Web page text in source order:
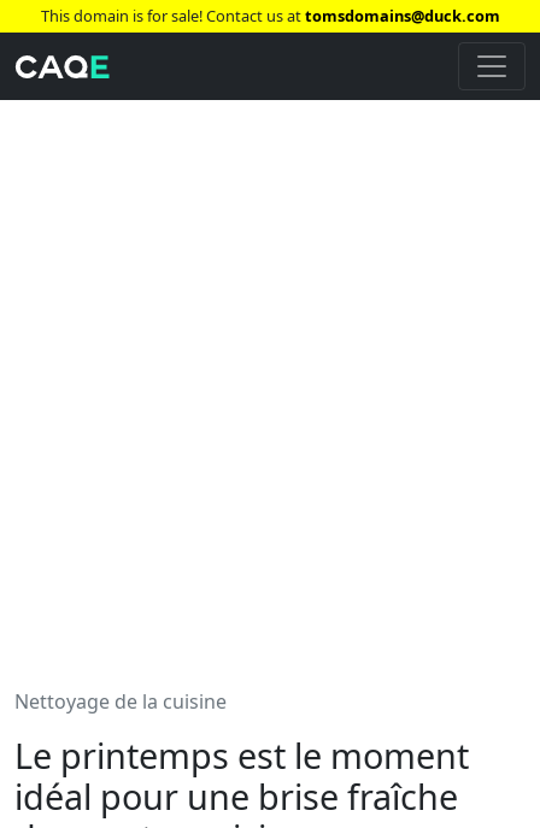
This domain is for sale! Contact us attomsdomains@duck.com
Nettoyage de la cuisine
Le printemps est le moment
idéal pour une brise fraîche